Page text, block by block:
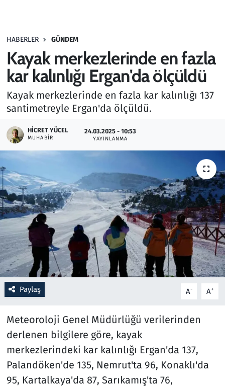
HABERLER GÜNDEM
Kayak merkezlerinde en fazla
kar kalınlığı Ergan'da ölçüldü
Kayak merkezlerinde en fazla kar kalınlığı 137
santimetreyle Ergan'da ölçüldü.
HICRET YÜCEL
MUHABIR
24.03.2025 - 10:53
YAYINLANMA
Paylaş A- A+
Meteoroloji Genel Müdürlüğü verilerinden
derlenen bilgilere göre, kayak
merkezlerindeki kar kalınlığı Ergan'da 137,
Palandöken'de 135, Nemrut'ta 96, Konaklı'da
95, Kartalkaya'da 87, Sarıkamış'ta 76,
Haber
Kültür Sanat
Kurumsal Haberler
Otomobil
Oyun
Ramazan
Resmi İlanlar
Rüya Tabirleri
Sağlık
Savunma Sanayi
Seçim 2023
Spor